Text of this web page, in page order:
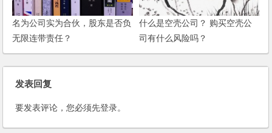
名为公司实为合伙，股东是否负
无限连带责任？
什么是空壳公司？ 购买空壳公
司有什么风险吗？
发表回复
要发表评论，您必须先登录。